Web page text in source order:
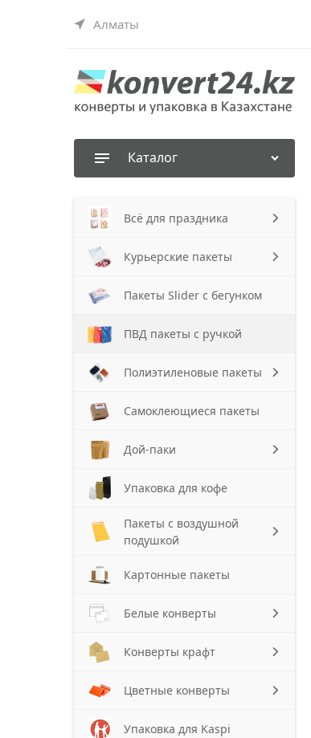
Алматы
Каталог
Всё для праздника
Курьерские пакеты
Пакеты Slider с бегунком
ПВД пакеты с ручкой
Полиэтиленовые пакеты
Самоклеющиеся пакеты
Дой-паки
Упаковка для кофе
Пакеты с воздушной
подушкой
Картонные пакеты
Белые конверты
Конверты крафт
Цветные конверты
Упаковка для Kaspi